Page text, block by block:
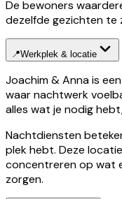
De bewoners
dezelfde gezichten te
📍Werkplek & locatie
Joachim & Anna is
waar nachtwerk
alles wat je nodig
Nachtdiensten
plek hebt. Deze
concentreren op wat
zorgen.